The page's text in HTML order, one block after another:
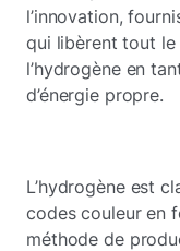
l’innovation,
qui libèrent tout
l’hydrogène en
d’énergie propre.
L’hydrogène est
codes couleur en
méthode de